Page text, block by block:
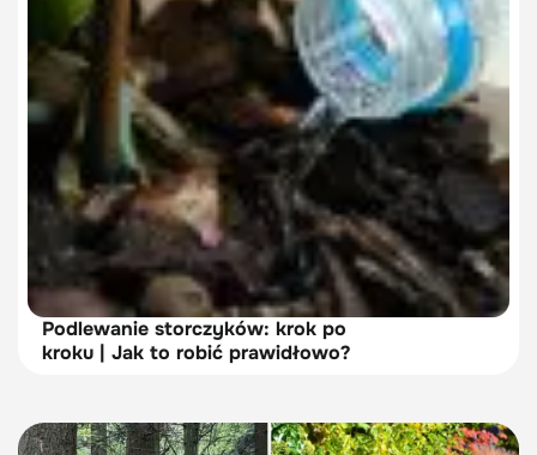
Podlewanie storczyków: krok po
kroku | Jak to robić prawidłowo?